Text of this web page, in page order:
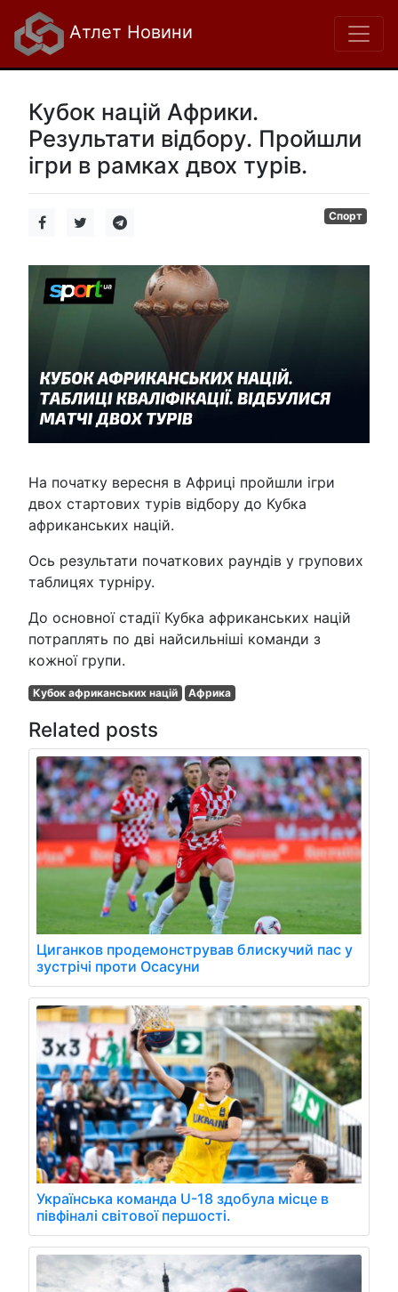
Атлет Новини
Кубок націй Африки.
Результати відбору. Пройшли
ігри в рамках двох турів.
Спорт
На початку вересня в Африці пройшли ігри
двох стартових турів відбору до Кубка
африканських націй.
Ось результати початкових раундів у групових
таблицях турніру.
До основної стадії Кубка африканських націй
потраплять по дві найсильніші команди з
кожної групи.
Кубок африканських націй Африка
Related posts
Циганков продемонстрував блискучий пас у
зустрічі проти Осасуни
Українська команда U-18 здобула місце в
півфіналі світової першості.